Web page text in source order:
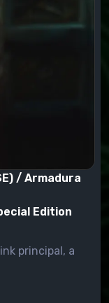
/ Armadura
Edition